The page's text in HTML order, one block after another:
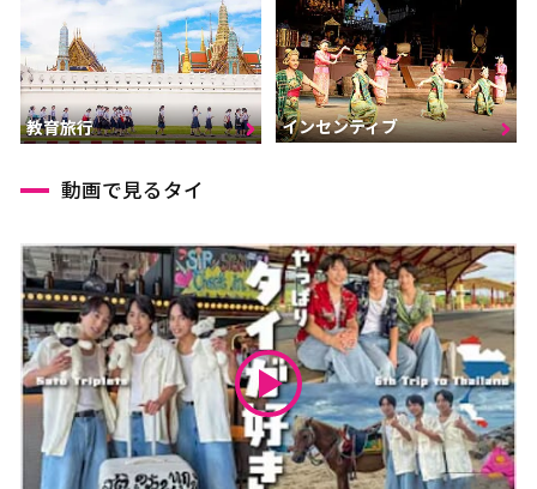
教育旅行 インセンティブ
動画で見るタイ